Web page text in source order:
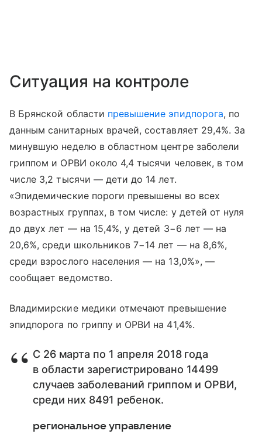
Ситуация на контроле
В Брянской области превышение эпидпорога, по
данным санитарных врачей, составляет 29,4%. За
минувшую неделю в областном центре заболели
гриппом и ОРВИ около 4,4 тысячи человек, в том
числе 3,2 тысячи — дети до 14 лет.
«Эпидемические пороги превышены во всех
возрастных группах, в том числе: у детей от нуля
до двух лет — на 15,4%, у детей 3−6 лет — на
20,6%, среди школьников 7−14 лет — на 8,6%,
среди взрослого населения — на 13,0%», —
сообщает ведомство.
Владимирские медики отмечают превышение
эпидпорога по гриппу и ОРВИ на 41,4%.
С 26 марта по 1 апреля 2018 года
в области зарегистрировано 14499
случаев заболеваний гриппом и ОРВИ,
среди них 8491 ребенок.
региональное управление